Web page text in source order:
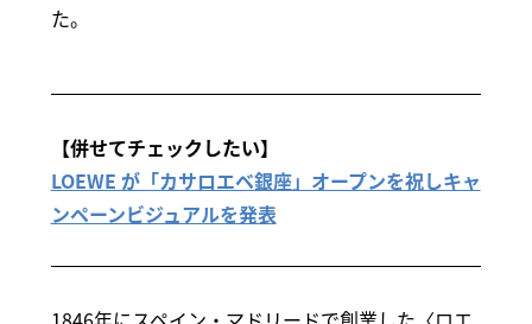
た。
【併せてチェックしたい】
LOEWE が「カサロエベ銀座」オープンを祝しキャ
ンペーンビジュアルを発表